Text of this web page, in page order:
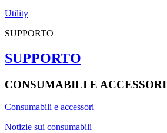
Utility
SUPPORTO
SUPPORTO
CONSUMABILI E ACCESSORI
Consumabili e accessori
Notizie sui consumabili